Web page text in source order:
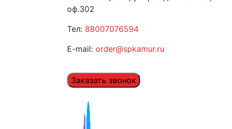
оф.302
Тел: 88007076594
E-mail: order@spkamur.ru
Заказать звонок